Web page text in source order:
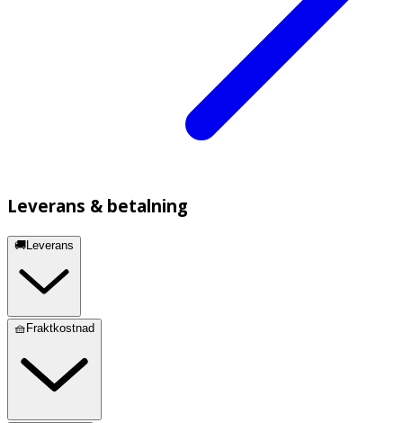
Leverans & betalning
🚚Leverans
🧺Fraktkostnad